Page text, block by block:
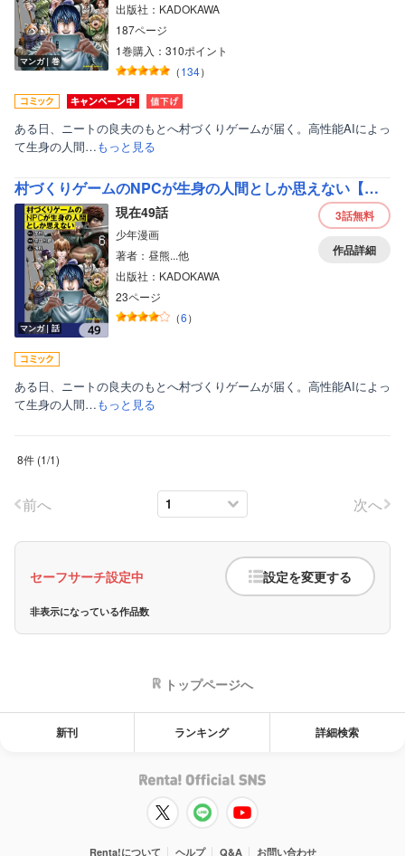
マンガ｜巻
出版社：KADOKAWA
187ページ
1巻購入：310ポイント
（134）
ある日、ニートの良夫のもとへ村づくりゲームが届く。高性能AIによっ
て生身の人間…もっと見る
村づくりゲームのNPCが生身の人間としか思えない【分冊版】
マンガ｜話
現在49話
少年漫画
著者：昼熊...他
出版社：KADOKAWA
23ページ
（6）
3話無料
作品詳細
ある日、ニートの良夫のもとへ村づくりゲームが届く。高性能AIによっ
て生身の人間…もっと見る
8件 (1/1)
前へ 次へ
セーフサーチ設定中 設定を変更する
非表示になっている作品数
トップページへ
新刊 ランキング 詳細検索
Renta!について ヘルプ Q&A お問い合わせ